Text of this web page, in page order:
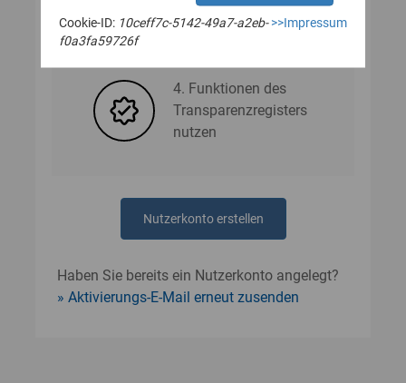
3. Nutzerdaten angeben
4. Funktionen des
Transparenzregisters
nutzen
Nutzerkonto erstellen
Haben Sie bereits ein Nutzerkonto angelegt?
Aktivierungs-E-Mail erneut zusenden
Cookie-ID: 10ceff7c-5142-49a7-a2eb-
f0a3fa59726f
>>Impressum